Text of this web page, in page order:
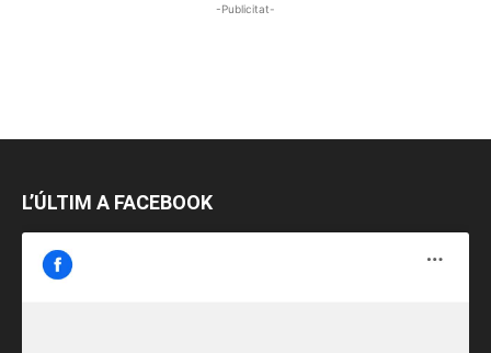
-Publicitat-
L’ÚLTIM A FACEBOOK